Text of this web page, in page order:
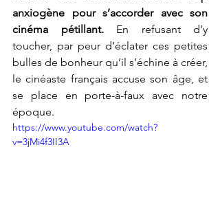
anxiogène pour s’accorder avec son
cinéma pétillant. En refusant d’y
toucher, par peur d’éclater ces petites
bulles de bonheur qu’il s’échine à créer,
le cinéaste français accuse son âge, et
se place en porte-à-faux avec notre
époque.
https://www.youtube.com/watch?
v=3jMi4f3II3A